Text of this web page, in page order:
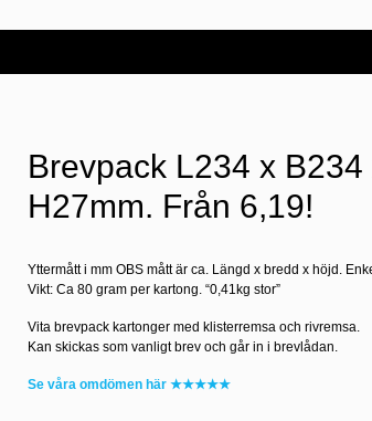
Brevpack L234 x B234
H27mm. Från 6,19!
Yttermått i mm OBS mått är ca. Längd x bredd x höjd.
Vikt: Ca 80 gram per kartong. “0,41kg stor”
Vita brevpack kartonger med klisterremsa och rivremsa.
Kan skickas som vanligt brev och går in i brevlådan.
Se våra omdömen här ★★★★★